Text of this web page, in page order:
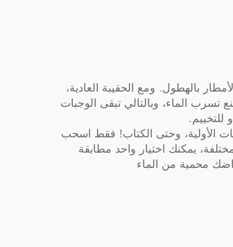
بالهطول. ومع الحقيبة العادية،
تسرب الماء، وبالتالي تبقى الوجبات
للتخييم.
الأولية، وحتى الكتاب! فقط اسحب
يمكنك اختيار واحد مطابقة
محمية من الماء